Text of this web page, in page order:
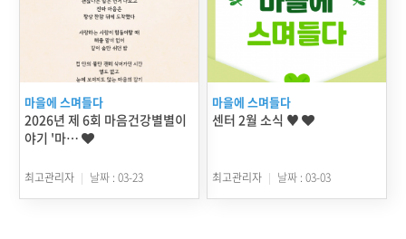
마을에 스며들다
2026년 제 6회 마음건강별별이
야기 '마…
최고관리자 날짜 : 03-23
마을에 스며들다
센터 2월 소식 ♥
최고관리자 날짜 : 03-03